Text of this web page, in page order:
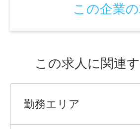
【ハローワークでの求
情報公開日
2026/06/26 00:00
この企業
この求人に関連
勤務エリア